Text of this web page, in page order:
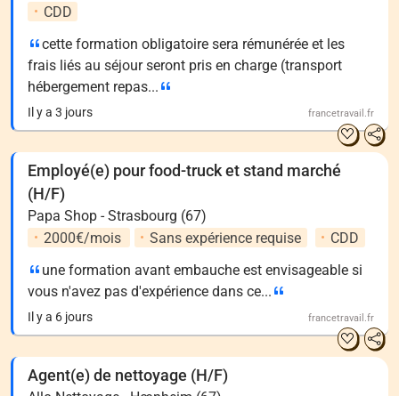
CDD
cette formation obligatoire sera rémunérée et les
frais liés au séjour seront pris en charge (transport
hébergement repas...
Il y a 3 jours francetravail.fr
Employé(e) pour food-truck et stand marché
(H/F)
Papa Shop - Strasbourg (67)
2000€/mois
Sans expérience requise
CDD
une formation avant embauche est envisageable si
vous n'avez pas d'expérience dans ce...
Il y a 6 jours francetravail.fr
Agent(e) de nettoyage (H/F)